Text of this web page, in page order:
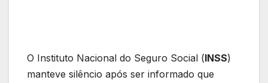
O Instituto Nacional do Seguro Social (INSS)
manteve silêncio após ser informado que